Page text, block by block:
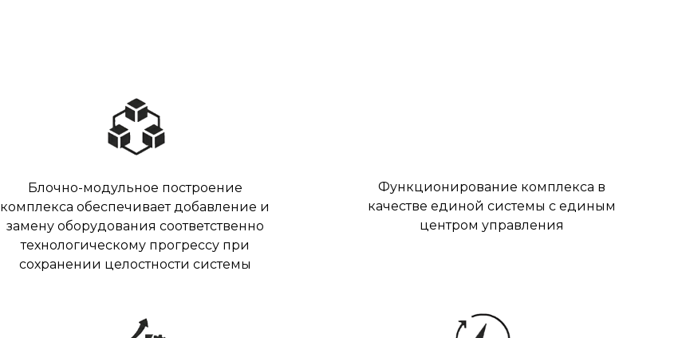
Блочно-модульное построение
комплекса обеспечивает добавление и
замену оборудования соответственно
технологическому прогрессу при
сохранении целостности системы
Функционирование комплекса в
качестве единой системы с единым
центром управления